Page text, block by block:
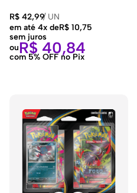
R$42,99/UN
em até 4x deR$10,75
sem juros
ouR$ 40,84
com 5% OFF no Pix